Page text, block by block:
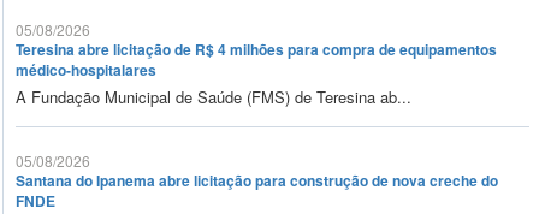
05/08/2026
Teresina abre licitação de R$ 4 milhões para compra de equipamentos
médico-hospitalares
A Fundação Municipal de Saúde (FMS) de Teresina ab...
05/08/2026
Santana do Ipanema abre licitação para construção de nova creche do
FNDE